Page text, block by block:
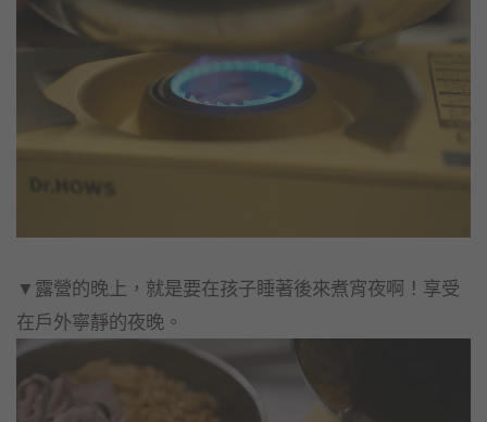
▼露營的晚上，就是要在孩子睡著後來煮宵夜啊！享受
在戶外寧靜的夜晚。